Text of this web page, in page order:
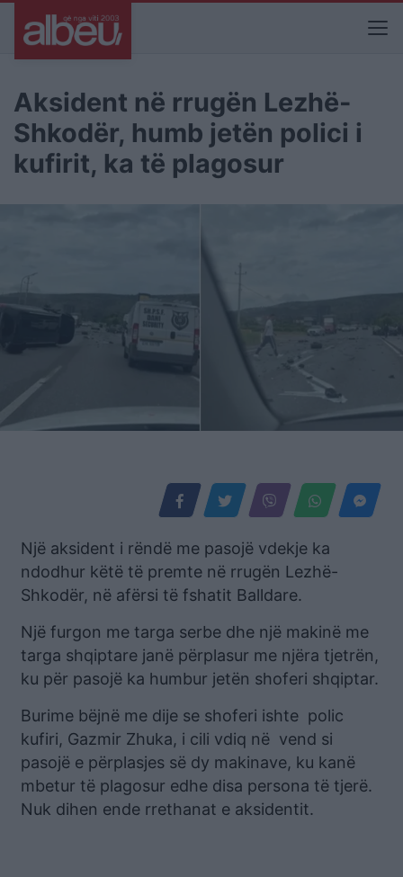
Aksident në rrugën Lezhë-
Shkodër, humb jetën polici i
kufirit, ka të plagosur
Një aksident i rëndë me pasojë vdekje ka
ndodhur këtë të premte në rrugën Lezhë-
Shkodër, në afërsi të fshatit Balldare.
Një furgon me targa serbe dhe një makinë me
targa shqiptare janë përplasur me njëra tjetrën,
ku për pasojë ka humbur jetën shoferi shqiptar.
Burime bëjnë me dije se shoferi ishte polic
kufiri, Gazmir Zhuka, i cili vdiq në vend si
pasojë e përplasjes së dy makinave, ku kanë
mbetur të plagosur edhe disa persona të tjerë.
Nuk dihen ende rrethanat e aksidentit.